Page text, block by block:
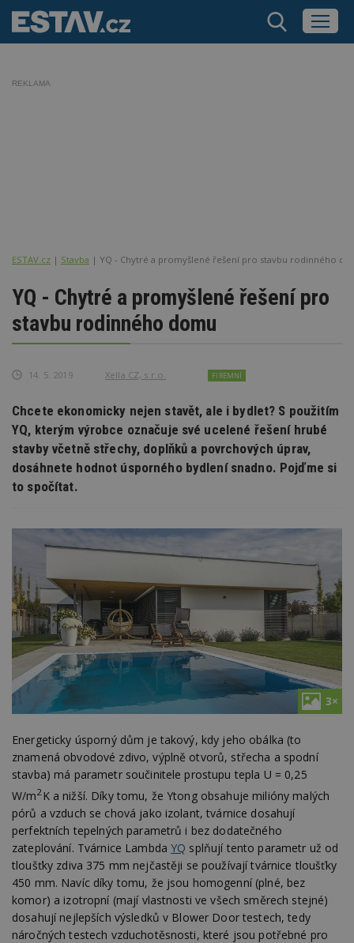
REKLAMA
ESTAV.cz Stavba YQ - Chytré a promyšlené řešení pro stavbu rodinného
YQ - Chytré a promyšlené řešení pro
stavbu rodinného domu
14. 5. 2019 Xella CZ, s.r.o. FIREMNÍ
Chcete ekonomicky nejen stavět, ale i bydlet? S použitím
YQ, kterým výrobce označuje své ucelené řešení hrubé
stavby včetně střechy, doplňků a povrchových úprav,
dosáhnete hodnot úsporného bydlení snadno. Pojďme si
to spočítat.
3×
Energeticky úsporný dům je takový, kdy jeho obálka (to
znamená obvodové zdivo, výplně otvorů, střecha a spodní
stavba) má parametr součinitele prostupu tepla U = 0,25
W/m2 K a nižší. Díky tomu, že Ytong obsahuje milióny malých
pórů a vzduch se chová jako izolant, tvárnice dosahují
perfektních tepelných parametrů i bez dodatečného
zateplování. Tvárnice LambdaYQ splňují tento parametr už od
tloušťky zdiva 375 mm nejčastěji se používají tvárnice tloušťky
450 mm. Navíc díky tomu, že jsou homogenní (plné, bez
komor) a izotropní (mají vlastnosti ve všech směrech stejné)
dosahují nejlepších výsledků v Blower Door testech, tedy
náročných testech vzduchotěsnosti, které jsou potřebné pro